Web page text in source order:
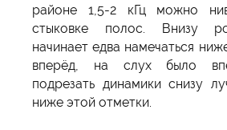
районе 1,5-2 кГц можно
стыковке полос. Внизу
начинает едва намечаться
вперёд, на слух было
подрезать динамики снизу
ниже этой отметки.